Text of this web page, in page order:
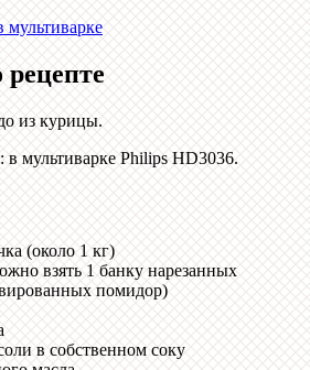
из курицы.
: в мультиварке Philips HD3036.
(около 1 кг)
взять 1 банку нарезанных
помидор)
в собственном соку